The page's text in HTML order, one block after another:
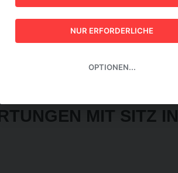
Agentur für ESG-Bewertungen mit Sitz in Italien
RATINGS: NEUE
MIT SITZ IN
NUR ERFORDERLICHE
OPTIONEN...